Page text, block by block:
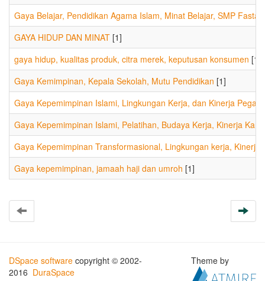
Gaya Belajar, Pendidikan Agama Islam, Minat Belajar, SMP
GAYA HIDUP DAN MINAT [1]
gaya hidup, kualitas produk, citra merek, keputusan konsumen [1]
Gaya Kemimpinan, Kepala Sekolah, Mutu Pendidikan [1]
Gaya Kepemimpinan Islami, Lingkungan Kerja, dan Kinerja
Gaya Kepemimpinan Islami, Pelatihan, Budaya Kerja, Kinerja
Gaya Kepemimpinan Transformasional, Lingkungan kerja, Kinerja
Gaya kepemimpinan, jamaah haji dan umroh [1]
DSpace software copyright © 2002-
2016 DuraSpace
Theme by